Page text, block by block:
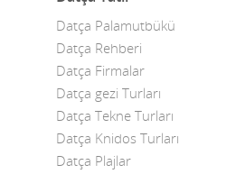
Datça Palamutbükü
Datça Rehberi
Datça Firmalar
Datça gezi Turları
Datça Tekne Turları
Datça Knidos Turları
Datça Plajlar